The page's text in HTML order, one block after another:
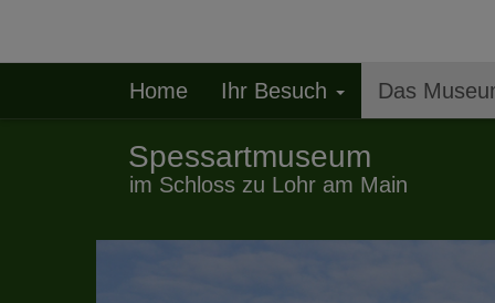
Home Ihr Besuch Das
Spessartmuseum
im Schloss zu Lohr am Main